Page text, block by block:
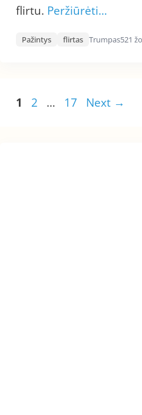
flirtu. Peržiūrėti…
Pažintys flirtas Trumpas521
Page
1 Page
2 … Page
17 Next →